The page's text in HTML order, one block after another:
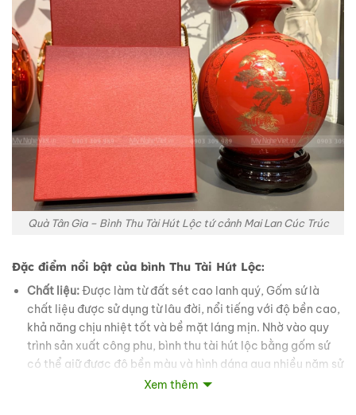
Quà Tân Gia – Bình Thu Tài Hút Lộc tứ cảnh Mai Lan Cúc Trúc
Đặc điểm nổi bật của bình Thu Tài Hút Lộc:
Chất liệu:Được làm từ đất sét cao lanh quý, Gốm sứ là
chất liệu được sử dụng từ lâu đời, nổi tiếng với độ bền cao,
khả năng chịu nhiệt tốt và bề mặt láng mịn. Nhờ vào quy
trình sản xuất công phu, bình thu tài hút lộc bằng gốm sứ
có thể giữ được độ bền màu và hình dáng qua nhiều năm sử
Xem thêm